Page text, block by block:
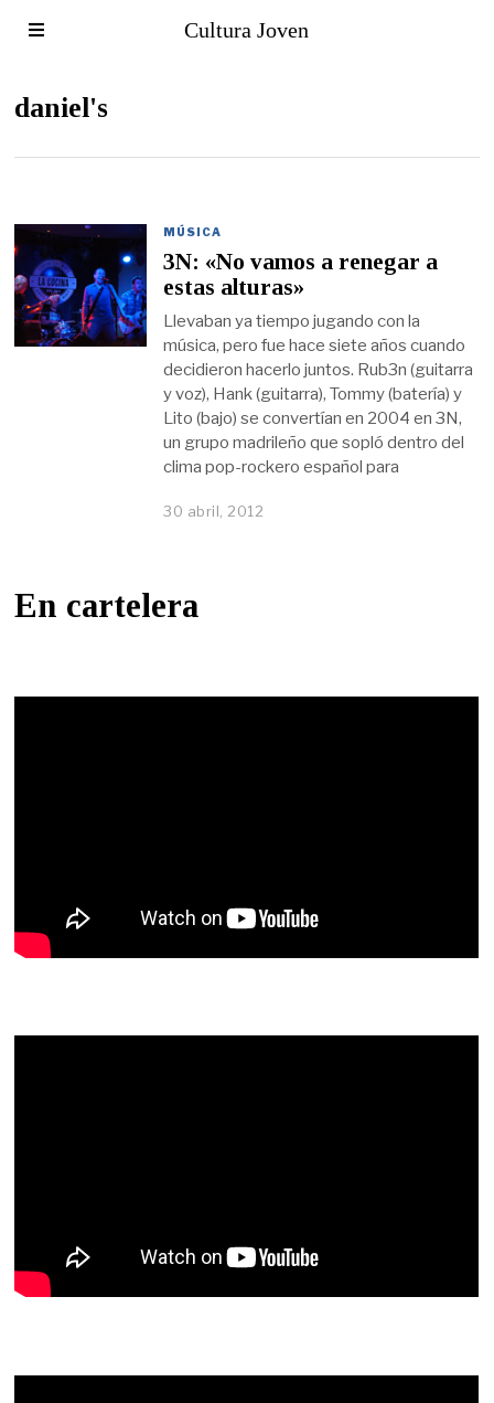
Cultura Joven
daniel's
MÚSICA
3N: «No vamos a renegar a
estas alturas»
Llevaban ya tiempo jugando con la
música, pero fue hace siete años cuando
decidieron hacerlo juntos. Rub3n (guitarra
y voz), Hank (guitarra), Tommy (batería) y
Lito (bajo) se convertían en 2004 en 3N,
un grupo madrileño que sopló dentro del
clima pop-rockero español para
30 abril, 2012
En cartelera